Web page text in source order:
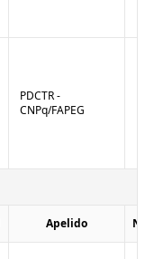
PDCTR -
CNPq/FAPEG
Apelido